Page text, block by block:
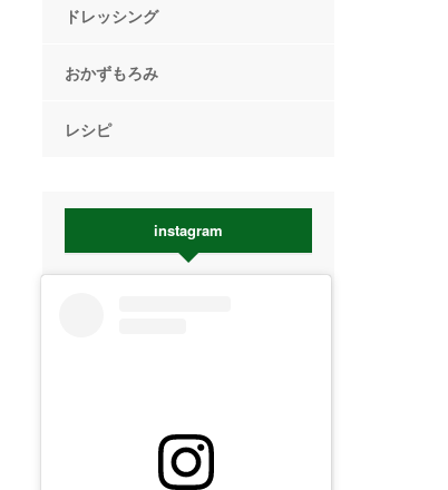
ドレッシング
おかずもろみ
レシピ
instagram